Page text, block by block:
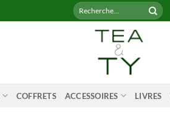
Recherche
pour :
COFFRETS ACCESSOIRES LIVRES